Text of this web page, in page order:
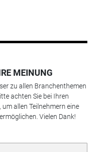
MEINUNG
zu allen Branchenthemen
achten Sie bei Ihren
allen Teilnehmern eine
Vielen Dank!